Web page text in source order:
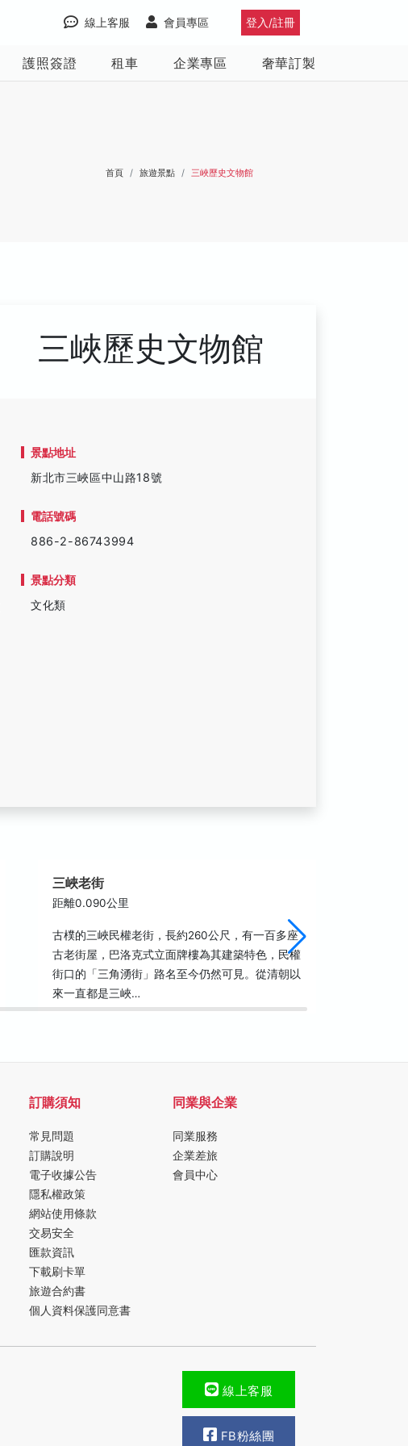
登入/註冊
會員專區
線上客服
護照簽證 租車 企業專區 奢華訂製
首頁 旅遊景點 三峽歷史文物館
三峽歷史文物館
景點地址
新北市三峽區中山路18號
電話號碼
886-2-86743994
景點分類
文化類
三峽老街
距離0.090公里
古樸的三峽民權老街，長約260公尺，有一百多座
古老街屋，巴洛克式立面牌樓為其建築特色，民權
街口的「三角湧街」路名至今仍然可見。從清朝以
來一直都是三峽…
訂購須知
常見問題
訂購說明
電子收據公告
隱私權政策
網站使用條款
交易安全
匯款資訊
下載刷卡單
旅遊合約書
個人資料保護同意書
同業與企業
同業服務
企業差旅
會員中心
線上客服
FB粉絲團